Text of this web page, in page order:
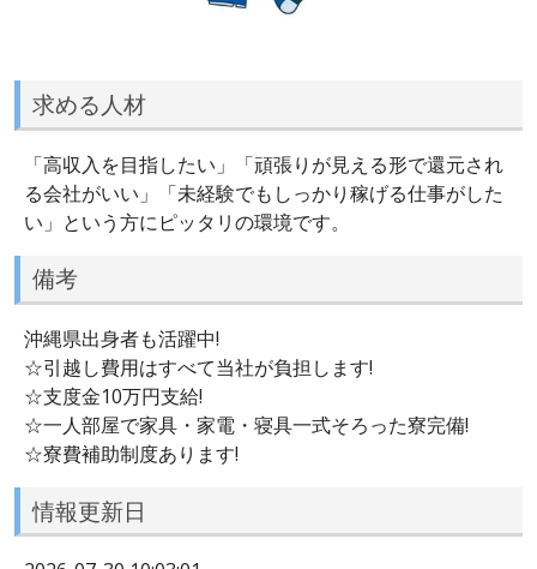
求める人材
「高収入を目指したい」「頑張りが見える形で還元され
る会社がいい」「未経験でもしっかり稼げる仕事がした
い」という方にピッタリの環境です。
備考
沖縄県出身者も活躍中!
☆引越し費用はすべて当社が負担します!
☆支度金10万円支給!
☆一人部屋で家具・家電・寝具一式そろった寮完備!
☆寮費補助制度あります!
情報更新日